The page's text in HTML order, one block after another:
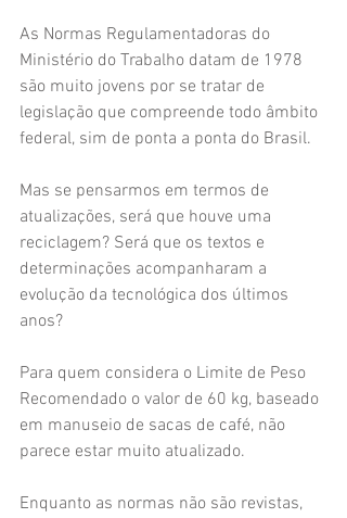
As Normas Regulamentadoras do
Ministério do Trabalho datam de 1978
são muito jovens por se tratar de
legislação que compreende todo âmbito
federal, sim de ponta a ponta do Brasil.
Mas se pensarmos em termos de
atualizações, será que houve uma
reciclagem? Será que os textos e
determinações acompanharam a
evolução da tecnológica dos últimos
anos?
Para quem considera o Limite de Peso
Recomendado o valor de 60 kg, baseado
em manuseio de sacas de café, não
parece estar muito atualizado.
Enquanto as normas não são revistas,